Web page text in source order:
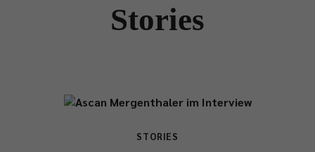
Stories
STORIES